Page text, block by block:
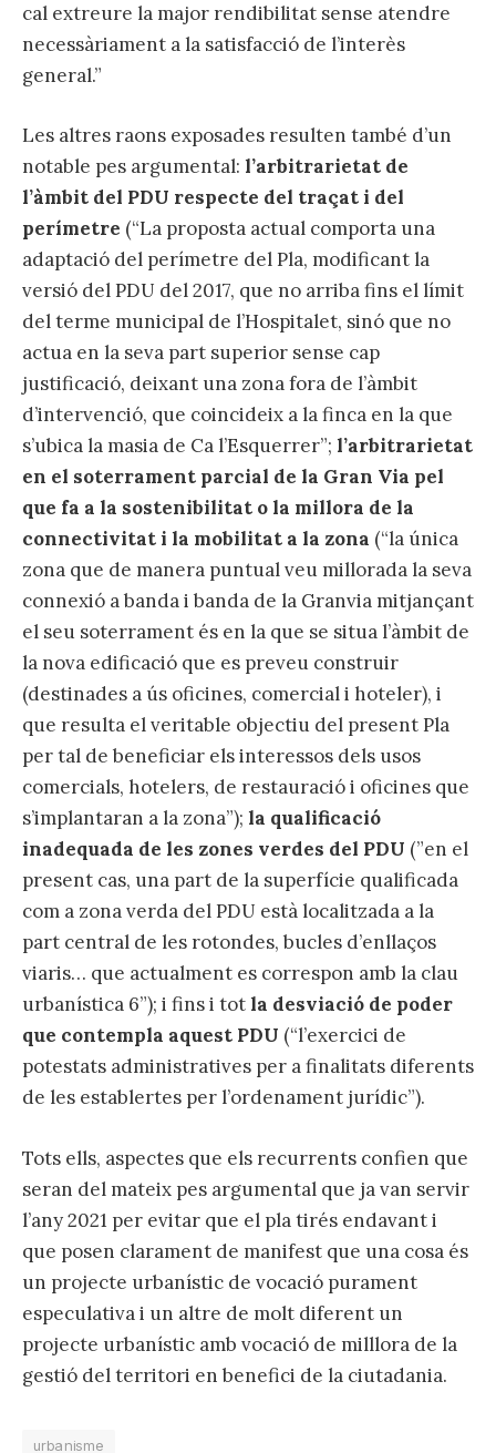
cal extreure la major rendibilitat sense atendre
necessàriament a la satisfacció de l’interès
general.”
Les altres raons exposades resulten també d’un
notable pes argumental: l’arbitrarietat de
l’àmbit del PDU respecte del traçat i del
perímetre (“La proposta actual comporta una
adaptació del perímetre del Pla, modificant la
versió del PDU del 2017, que no arriba fins el límit
del terme municipal de l’Hospitalet, sinó que no
actua en la seva part superior sense cap
justificació, deixant una zona fora de l’àmbit
d’intervenció, que coincideix a la finca en la que
s’ubica la masia de Ca l’Esquerrer”; l’arbitrarietat
en el soterrament parcial de la Gran Via pel
que fa a la sostenibilitat o la millora de la
connectivitat i la mobilitat a la zona (“la única
zona que de manera puntual veu millorada la seva
connexió a banda i banda de la Granvia mitjançant
el seu soterrament és en la que se situa l’àmbit de
la nova edificació que es preveu construir
(destinades a ús oficines, comercial i hoteler), i
que resulta el veritable objectiu del present Pla
per tal de beneficiar els interessos dels usos
comercials, hotelers, de restauració i oficines que
s’implantaran a la zona”); la qualificació
inadequada de les zones verdes del PDU (”en el
present cas, una part de la superfície qualificada
com a zona verda del PDU està localitzada a la
part central de les rotondes, bucles d’enllaços
viaris… que actualment es correspon amb la clau
urbanística 6”); i fins i tot la desviació de poder
que contempla aquest PDU (“l’exercici de
potestats administratives per a finalitats diferents
de les establertes per l’ordenament jurídic”).
Tots ells, aspectes que els recurrents confien que
seran del mateix pes argumental que ja van servir
l’any 2021 per evitar que el pla tirés endavant i
que posen clarament de manifest que una cosa és
un projecte urbanístic de vocació purament
especulativa i un altre de molt diferent un
projecte urbanístic amb vocació de milllora de la
gestió del territori en benefici de la ciutadania.
urbanisme